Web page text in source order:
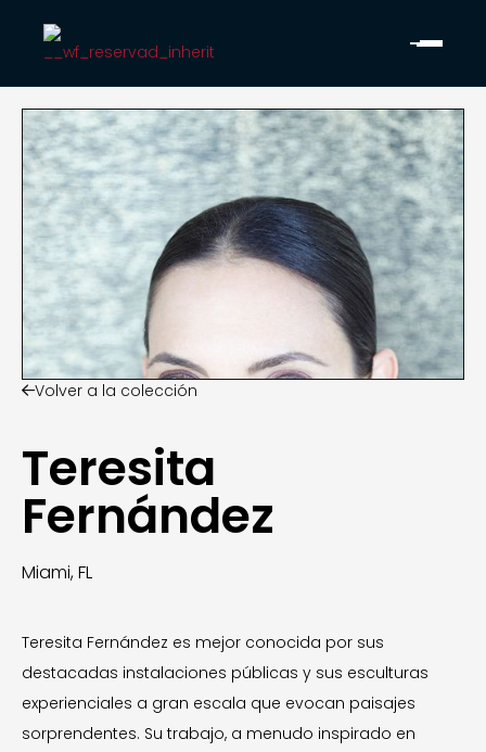
Volver a la colección
Teresita
Fernández
Miami, FL
Teresita Fernández es mejor conocida por sus
destacadas instalaciones públicas y sus esculturas
experienciales a gran escala que evocan paisajes
sorprendentes. Su trabajo, a menudo inspirado en